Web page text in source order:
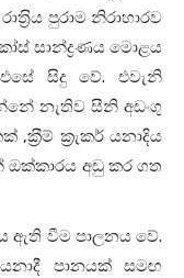
පුරාම නිරාහාරව
සාන්ද්‍රණය මොළය
සිදු වේ. එවැනි
නැතිව සීනි අඩංගු
ක‍්‍රැකර් යනාදිය
ඔක්කාරය අඩු කර ගත
වීම පාලනය වේ.
පානයක් සමඟ